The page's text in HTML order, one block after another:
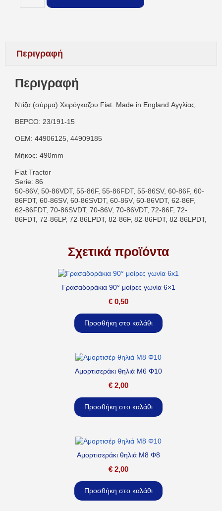
Περιγραφή
Περιγραφή
Ντίζα (σύρμα) Χειρόγκαζου Fiat. Made in England Αγγλίας.
BEPCO: 23/191-15
OEM: 44906125, 44909185
Μήκος: 490mm
Fiat Tractor
Serie: 86
50-86V, 50-86VDT, 55-86F, 55-86FDT, 55-86SV, 60-86F, 60-
86FDT, 60-86SV, 60-86SVDT, 60-86V, 60-86VDT, 62-86F,
62-86FDT, 70-86SVDT, 70-86V, 70-86VDT, 72-86F, 72-
86FDT, 72-86LP, 72-86LPDT, 82-86F, 82-86FDT, 82-86LPDT,
Σχετικά προϊόντα
Γρασαδοράκια 90° μοίρες γωνία 6×1
€ 0,50
Προσθήκη στο καλάθι
Αμορτισεράκι θηλιά M6 Φ10
€ 2,00
Προσθήκη στο καλάθι
Αμορτισεράκι θηλιά M8 Φ8
€ 2,00
Προσθήκη στο καλάθι